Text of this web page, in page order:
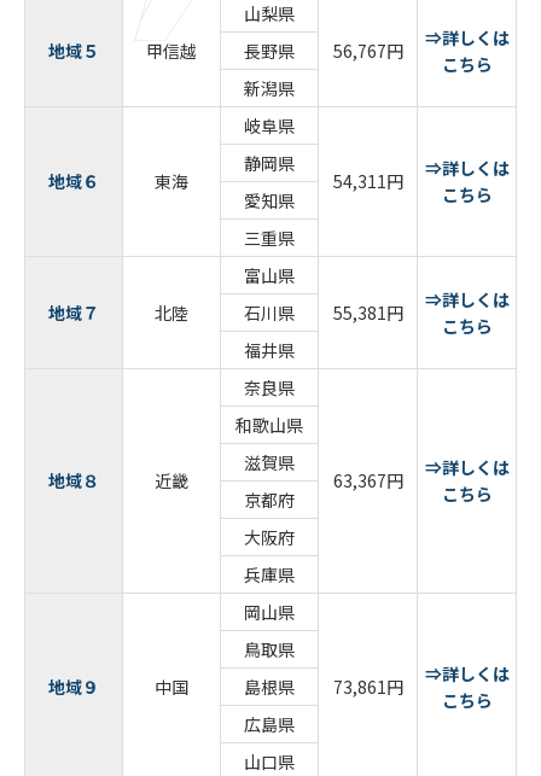
地域５ 甲信越
山梨県
56,767円
⇒詳しくは
こちら
長野県
新潟県
地域６ 東海
岐阜県
54,311円
⇒詳しくは
こちら
静岡県
愛知県
三重県
地域７ 北陸
富山県
55,381円
⇒詳しくは
こちら
石川県
福井県
地域８ 近畿
奈良県
63,367円
⇒詳しくは
こちら
和歌山県
滋賀県
京都府
大阪府
兵庫県
地域９ 中国
岡山県
73,861円
⇒詳しくは
こちら
鳥取県
島根県
広島県
山口県